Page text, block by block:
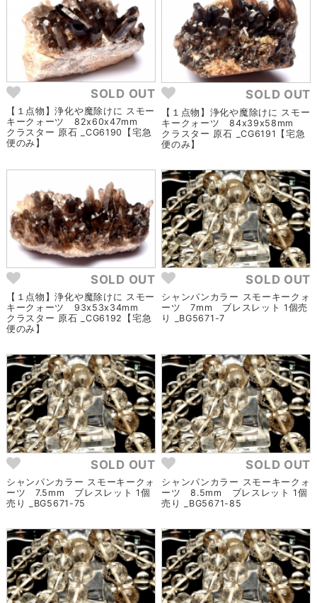
SOLD OUT
【１点物】浄化や魔除けに スモー
キークォーツ 82x60x47mm
クラスター 原石 _CG6190【宅急
便のみ】
SOLD OUT
【１点物】浄化や魔除けに スモー
キークォーツ 84x39x58mm
クラスター 原石 _CG6191【宅急
便のみ】
SOLD OUT
【１点物】浄化や魔除けに スモー
キークォーツ 93x53x34mm
クラスター 原石 _CG6192【宅急
便のみ】
SOLD OUT
シャンパンカラー スモーキークォ
ーツ 7mm ブレスレット 1個売
り _BG5671-7
SOLD OUT
シャンパンカラー スモーキークォ
ーツ 7.5mm ブレスレット 1個
売り _BG5671-75
SOLD OUT
シャンパンカラー スモーキークォ
ーツ 8.5mm ブレスレット 1個
売り _BG5671-85